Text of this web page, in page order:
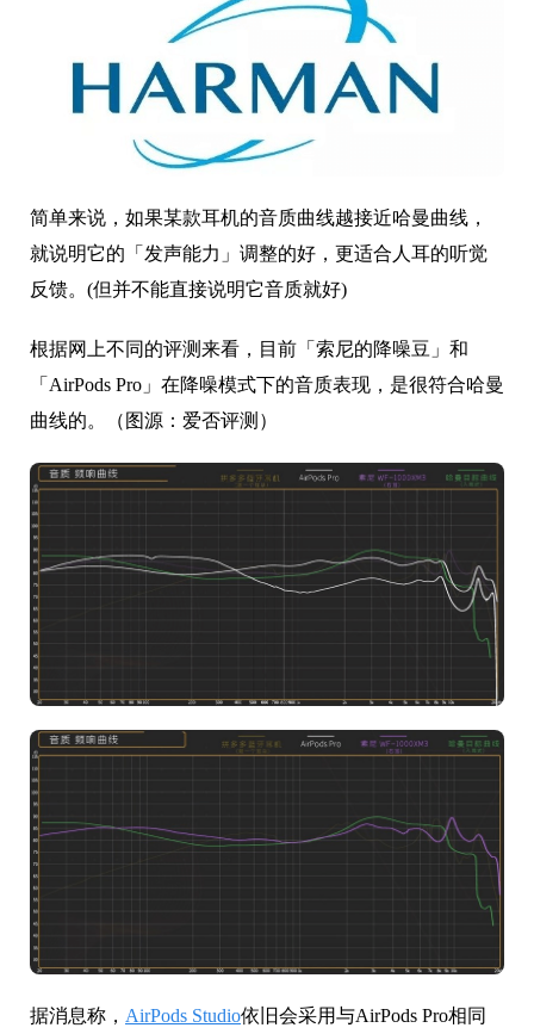
简单来说，如果某款耳机的音质曲线越接近哈曼曲线，
就说明它的「发声能力」调整的好，更适合人耳的听觉
反馈。(但并不能直接说明它音质就好)
根据网上不同的评测来看，目前「索尼的降噪豆」和
「AirPods Pro」在降噪模式下的音质表现，是很符合哈曼
曲线的。（图源：爱否评测）
据消息称， AirPods Studio依旧会采用与AirPods Pro相同